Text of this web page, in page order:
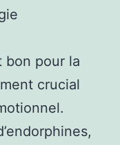
bon pour la
crucial